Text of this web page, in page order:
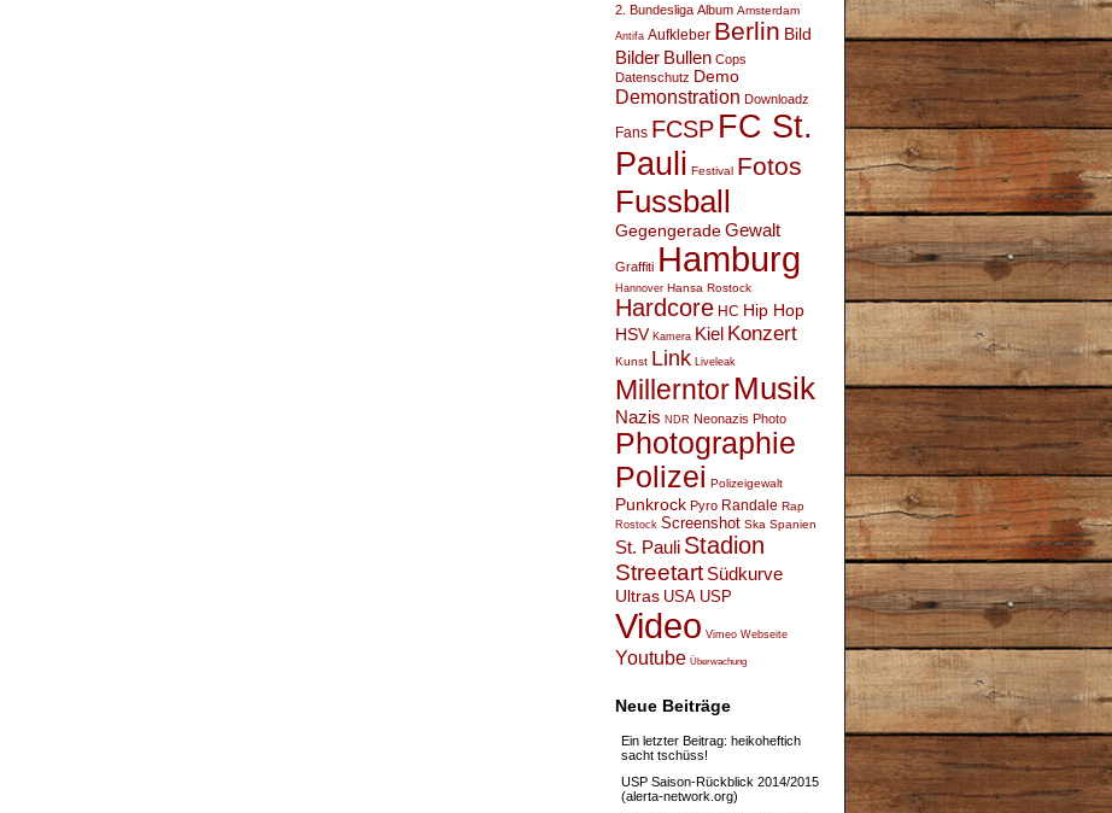
2. Bundesliga Album Amsterdam
Antifa Aufkleber Berlin Bild
Bilder Bullen Cops
Datenschutz Demo
Demonstration Downloadz
Fans FCSP FC St.
Pauli Festival Fotos
Fussball
GegengeradeGewalt
Graffiti Hamburg
Hannover Hansa Rostock
Hardcore HC Hip Hop
HSV Kamera Kiel Konzert
Kunst Link Liveleak
Millerntor Musik
Nazis NDR Neonazis Photo
Photographie
Polizei Polizeigewalt
Punkrock Pyro Randale Rap
Rostock Screenshot Ska Spanien
St. Pauli Stadion
Streetart Südkurve
Ultras USA USP
Video Vimeo Webseite
Youtube Überwachung
Neue Beiträge
Ein letzter Beitrag: heikoheftich
sacht tschüss!
USP Saison-Rückblick 2014/2015
(alerta-network.org)